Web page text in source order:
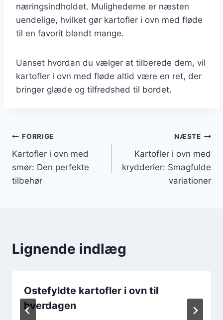
næringsindholdet. Mulighederne er næsten
uendelige, hvilket gør kartofler i ovn med fløde
til en favorit blandt mange.
Uanset hvordan du vælger at tilberede dem, vil
kartofler i ovn med fløde altid være en ret, der
bringer glæde og tilfredshed til bordet.
Indlægsnavigation
FORRIGE
Kartofler i ovn med
smør: Den perfekte
tilbehør
NÆSTE
Kartofler i ovn med
krydderier: Smagfulde
variationer
Lignende indlæg
Ostefyldte kartofler i ovn til
hverdagen